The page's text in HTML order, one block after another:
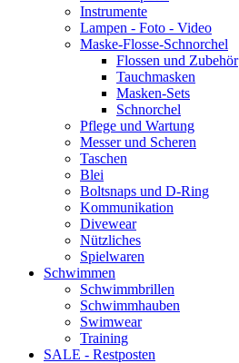
Instrumente
Lampen - Foto - Video
Maske-Flosse-Schnorchel
Flossen und Zubehör
Tauchmasken
Masken-Sets
Schnorchel
Pflege und Wartung
Messer und Scheren
Taschen
Blei
Boltsnaps und D-Ring
Kommunikation
Divewear
Nützliches
Spielwaren
Schwimmen
Schwimmbrillen
Schwimmhauben
Swimwear
Training
SALE - Restposten